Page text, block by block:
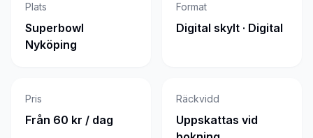
Plats
Superbowl
Nyköping
Format
Digital skylt · Digital
Pris
Från 60 kr / dag
Räckvidd
Uppskattas vid